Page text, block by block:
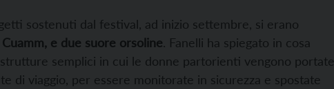
sostenuti dal festival, ad inizio settembre, si erano
e due suore orsoline. Fanelli ha spiegato in cosa
semplici in cui le donne partorienti vengono portate
di viaggio, per essere monitorate in sicurezza e spostate